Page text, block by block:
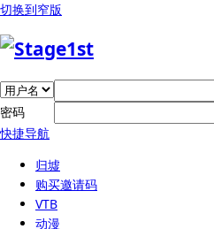
切换到窄版
密码
快捷导航
归墟
购买邀请码
VTB
动漫